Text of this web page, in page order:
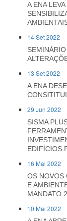
A ENA
14 Set 2022
13 Set 2022
A ENA
29 Jun 2022
SISMA
EDIFÍCIOS
16 Mai 2022
OS NOVOS
E
MANDATO
10 Mai 2022